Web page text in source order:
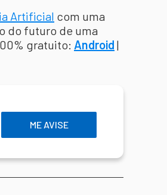
Artificial com uma
do futuro de uma
gratuito: Android |
ME AVISE